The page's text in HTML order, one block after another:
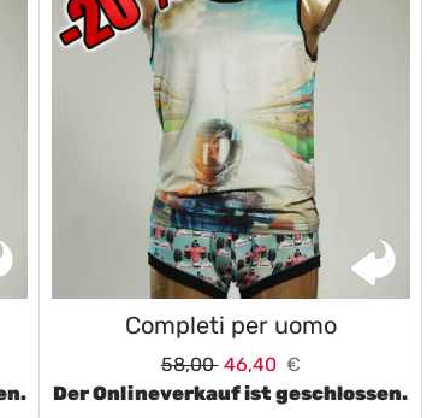
Completi per uomo
58,00 46,40 €
Der Onlineverkauf ist geschlossen.